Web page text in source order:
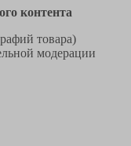
контента
товара)
модерации